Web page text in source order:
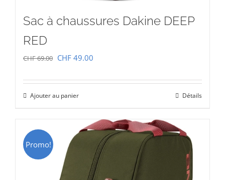
Sac à chaussures Dakine DEEP
RED
CHF69.00 Le
initial
était :
CHF 49.00
actuel
CHF 49.00.
Ajouter au panier Détails
Promo!